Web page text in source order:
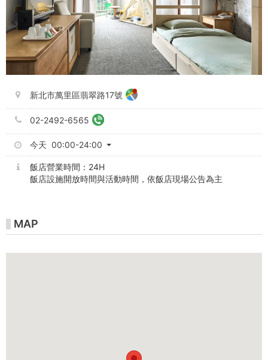
新北市萬里區翡翠路17號
02-2492-6565
今天 00:00-24:00
飯店營業時間：24H
飯店設施開放時間與活動時間，依飯店現場公告為主
MAP